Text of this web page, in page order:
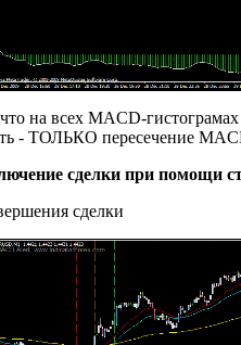
на всех MACD-
- ТОЛЬКО пересечение
сделки при помощи
сделки